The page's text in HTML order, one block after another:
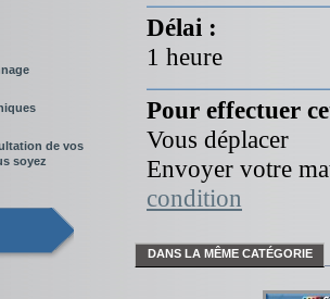
de vos
soyez
Délai :
1 heure
Pour effectuer
Vous déplacer
Envoyer votre
condition
DANS LA MÊME CATÉGORIE